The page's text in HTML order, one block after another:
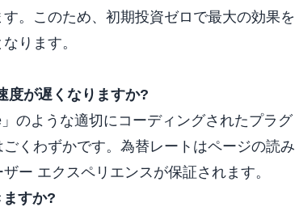
。このため、初期投資ゼロで最大の効果を
ります。
度が遅くなりますか?
のような適切にコーディングされたプラグ
くわずかです。為替レートはページの読み
ー エクスペリエンスが保証されます。
すか?